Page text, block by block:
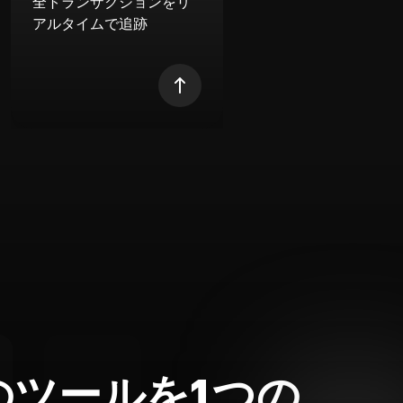
アルタイムで追跡